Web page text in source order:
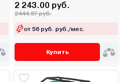
2 243.00 руб.
2444.87 руб.
от 56 руб. руб./мес.
Купить